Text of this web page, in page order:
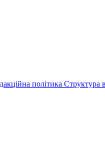
політика Структура